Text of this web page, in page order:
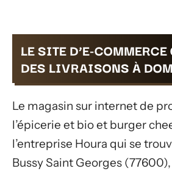
LE SITE D’E-
DES LIVRAISONS À
Le magasin sur internet de
l’épicerie et bio et burger
l’entreprise Houra qui se
Bussy Saint Georges